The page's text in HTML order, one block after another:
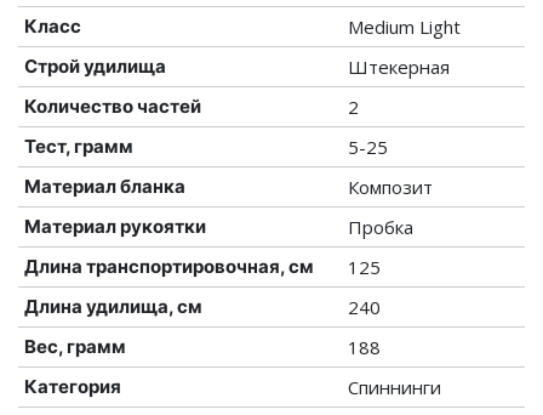
Класс Medium Light
Строй удилища Штекерная
Количество частей 2
Тест, грамм 5-25
Материал бланка Композит
Материал рукоятки Пробка
Длина транспортировочная, см 125
Длина удилища, см 240
Вес, грамм 188
Категория Спиннинги